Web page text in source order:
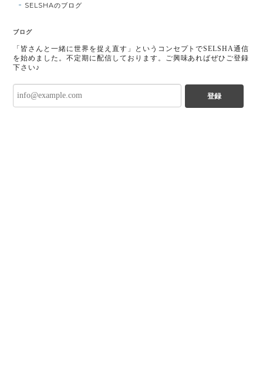
SELSHAのブログ
ブログ
「皆さんと一緒に世界を捉え直す」というコンセプトでSELSHA通信
を始めました。不定期に配信しております。ご興味あればぜひご登録
下さい♪
登録